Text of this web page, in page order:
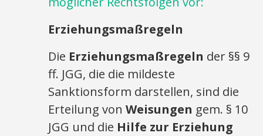
Erziehungsmaßregeln
Die Erziehungsmaßregeln der §§ 9
ff. JGG, die die mildeste
Sanktionsform darstellen, sind die
Erteilung vonWeisungen gem. § 10
JGG und die Hilfe zur Erziehung